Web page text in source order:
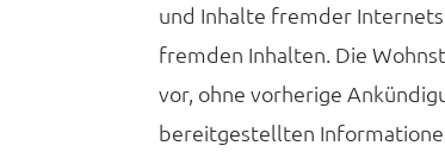
und Inhalte fremder
fremden Inhalten. Die
vor, ohne vorherige
bereitgestellten